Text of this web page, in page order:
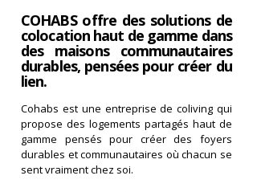
COHABS offre des solutions de
colocation haut de gamme dans
des maisons communautaires
durables, pensées pour créer du
lien.
Cohabs est une entreprise de coliving qui
propose des logements partagés haut de
gamme pensés pour créer des foyers
durables et communautaires où chacun se
sent vraiment chez soi.